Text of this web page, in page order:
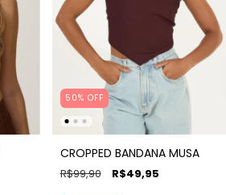
50% OFF
CROPPED BANDANA MUSA
R$99,90 R$49,95